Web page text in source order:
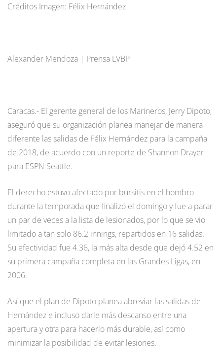
Créditos Imagen: Félix Hernández
Alexander Mendoza | Prensa LVBP
Caracas.- El gerente general de los Marineros, Jerry Dipoto,
aseguró que su organización planea manejar de manera
diferente las salidas de Félix Hernández para la campaña
de 2018, de acuerdo con un reporte de Shannon Drayer
para ESPN Seattle.
El derecho estuvo afectado por bursitis en el hombro
durante la temporada que finalizó el domingo y fue a parar
un par de veces a la lista de lesionados, por lo que se vio
limitado a tan solo 86.2 innings, repartidos en 16 salidas.
Su efectividad fue 4.36, la más alta desde que dejó 4.52 en
su primera campaña completa en las Grandes Ligas, en
2006.
Así que el plan de Dipoto planea abreviar las salidas de
Hernández e incluso darle más descanso entre una
apertura y otra para hacerlo más durable, así como
minimizar la posibilidad de evitar lesiones.